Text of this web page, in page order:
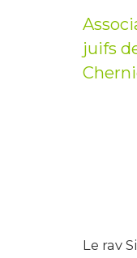
juifs
Le rav